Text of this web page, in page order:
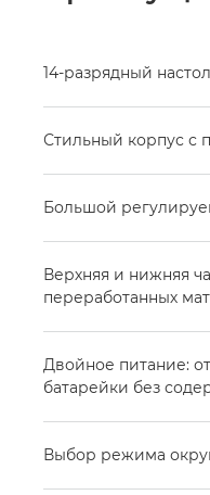
14-разрядный
Стильный корпус с
Большой
Верхняя и нижняя
переработанных
Двойное питание:
батарейки без
Выбор режима